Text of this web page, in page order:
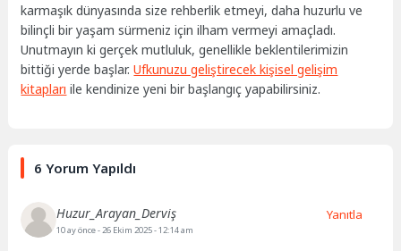
karmaşık dünyasında size rehberlik etmeyi, daha huzurlu ve
bilinçli bir yaşam sürmeniz için ilham vermeyi amaçladı.
Unutmayın ki gerçek mutluluk, genellikle beklentilerimizin
bittiği yerde başlar.Ufkunuzu geliştirecek kişisel gelişim
kitapları ile kendinize yeni bir başlangıç yapabilirsiniz.
6 Yorum Yapıldı
Huzur_Arayan_Derviş
10 ay önce- 26 Ekim 2025 - 12:14 am
Yanıtla